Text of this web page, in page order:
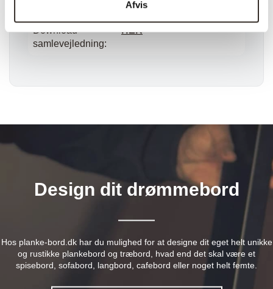
Afvis
750
Download
samlevejledning:
HER
Design dit drømmebord
Hos planke-bord.dk har du mulighed for at designe dit eget helt unikke
og rustikke plankebord og træbord, hvad end det skal være et
spisebord, sofabord, langbord, cafebord eller noget helt femte.